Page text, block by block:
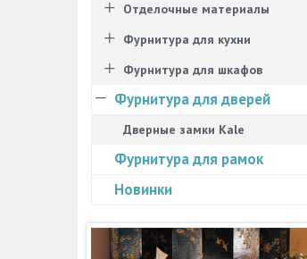
Отделочные материалы
Фурнитура для кухни
Фурнитура для шкафов
Фурнитура для дверей
Дверные замки Kale
Фурнитура для рамок
Новинки